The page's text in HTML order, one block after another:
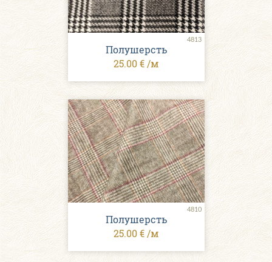
4813
Полушерсть
25.00 € /м
4810
Полушерсть
25.00 € /м